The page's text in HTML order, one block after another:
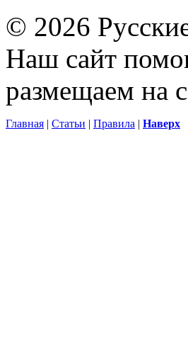
© 2026
Наш сайт
размещаем на
Главная | Статьи | Правила | Наверх